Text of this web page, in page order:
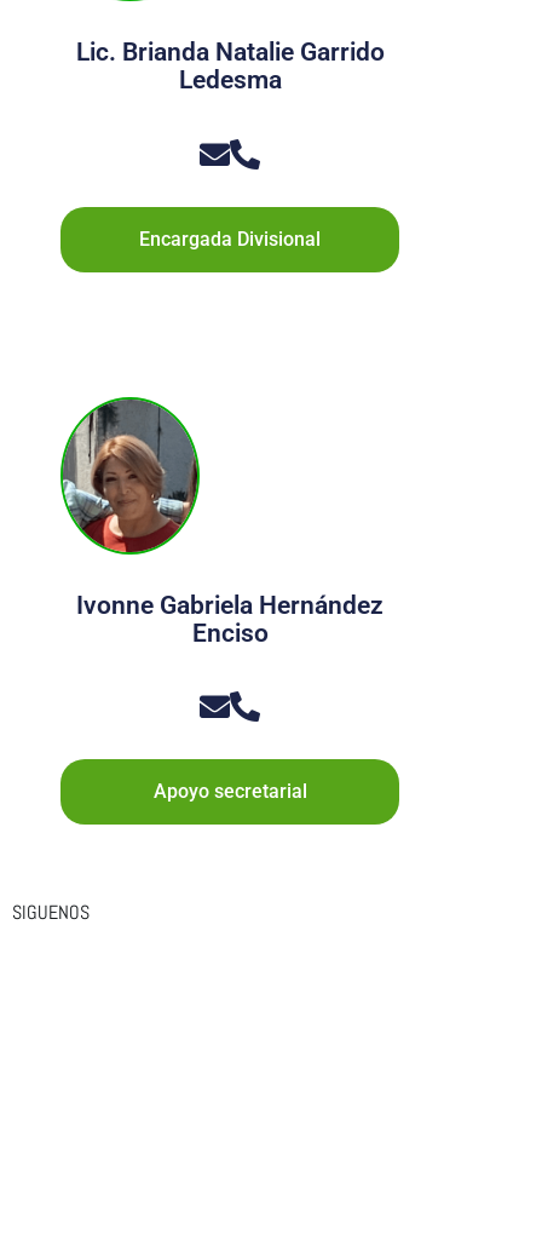
Lic. Brianda Natalie Garrido
Ledesma
Encargada Divisional
Ivonne Gabriela Hernández
Enciso
Apoyo secretarial
SIGUENOS